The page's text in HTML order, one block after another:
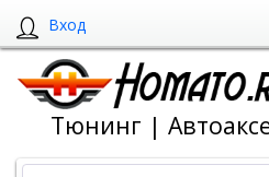
Вход
Тюнинг |